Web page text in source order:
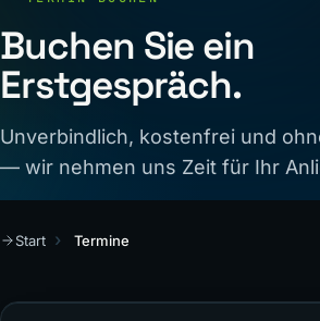
Buchen Sie ein
Erstgespräch.
Unverbindlich, kostenfrei und
— wir nehmen uns Zeit für Ihr
Start Termine